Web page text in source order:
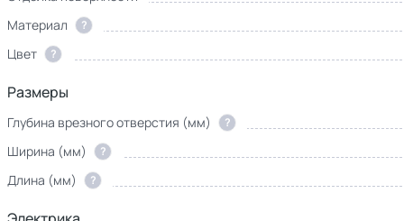
Материал
?
Цвет ?
Размеры
Глубина врезного отверстия (мм) ?
Ширина (мм) ?
Длина (мм) ?